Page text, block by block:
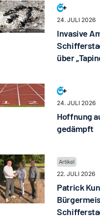
24. JULI 2026
Invasive
über
24. JULI 2026
Hoffnung
gedämpft
22. JULI 2026
Patrick